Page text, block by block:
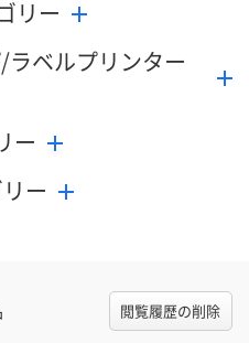
リー
ベルプリンター
ー
ー
閲覧履歴の削除